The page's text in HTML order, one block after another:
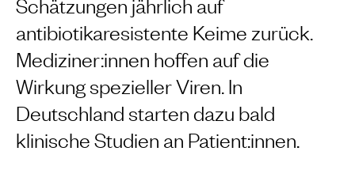
antibiotikaresistente Keime zurück.
Mediziner:innen hoffen auf die
Wirkung spezieller Viren. In
Deutschland starten dazu bald
klinische Studien an Patient:innen.